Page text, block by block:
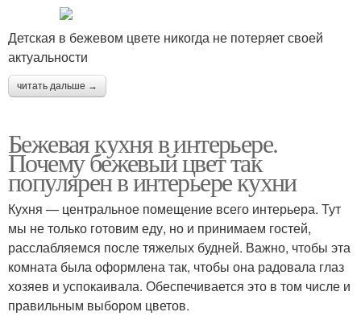
Детская в бежевом цвете никогда не потеряет своей
актуальности
читать дальше →
Бежевая кухня в интерьере.
Почему бежевый цвет так
популярен в интерьере кухни
Кухня — центральное помещение всего интерьера. Тут
мы не только готовим еду, но и принимаем гостей,
расслабляемся после тяжелых будней. Важно, чтобы эта
комната была оформлена так, чтобы она радовала глаз
хозяев и успокаивала. Обеспечивается это в том числе и
правильным выбором цветов.